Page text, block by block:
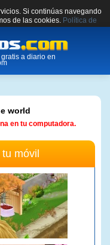
Si continúas navegando
de las cookies. Política de
a diario en
world
en tu computadora.
móvil